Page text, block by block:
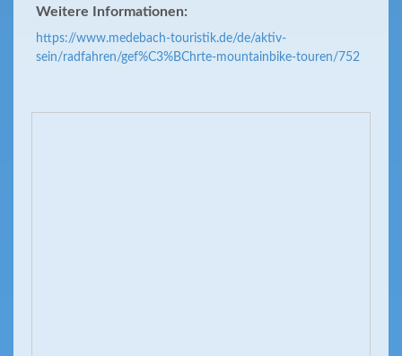
Weitere Informationen:
https://www.medebach-touristik.de/de/aktiv-
sein/radfahren/gef%C3%BChrte-mountainbike-touren/752